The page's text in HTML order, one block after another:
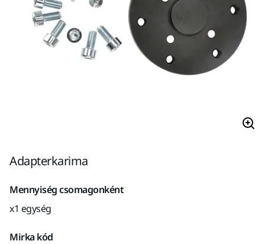
Adapterkarima
Mennyiség csomagonként
x1 egység
Mirka kód